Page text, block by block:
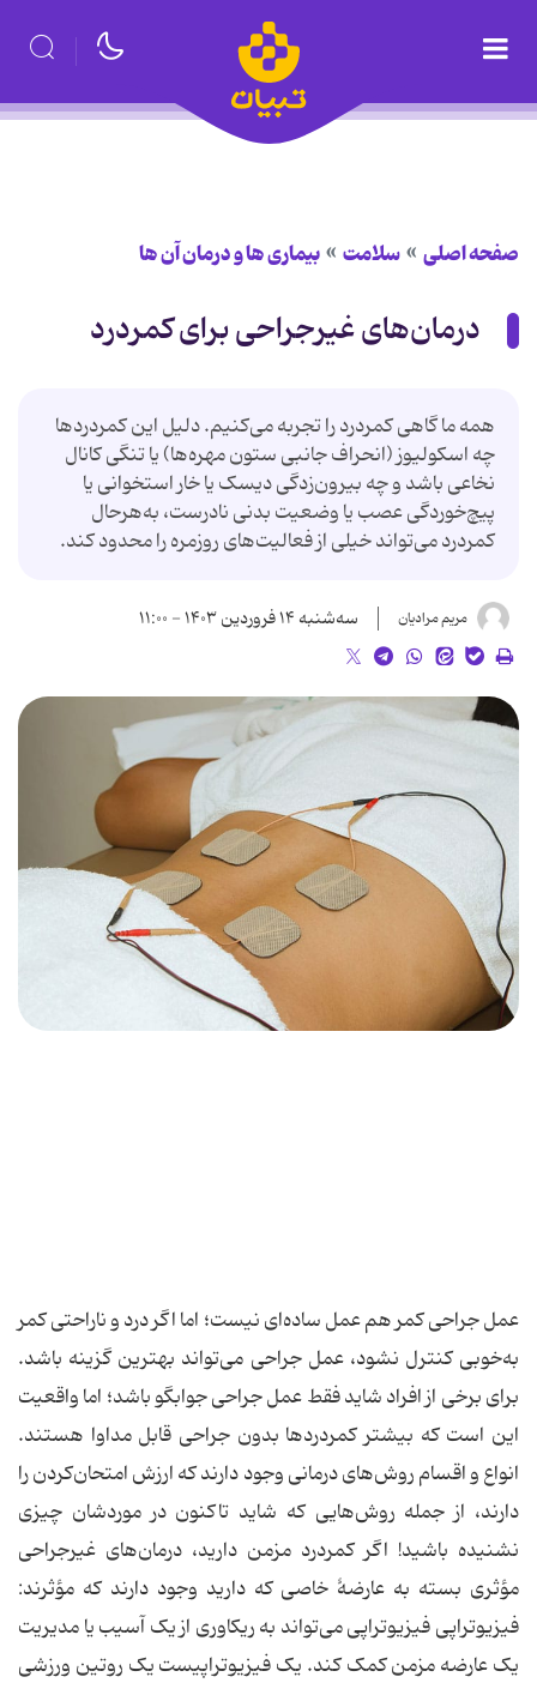
صفحه اصلی سلامت بیماری ها و درمان آن ها
درمان‌های غیرجراحی برای کمردرد
همه ما گاهی کمردرد را تجربه می‌کنیم. دلیل این کمردردها
چه اسکولیوز (انحراف جانبی ستون مهره‌ها) یا تنگی کانال
نخاعی باشد و چه بیرون‌زدگی دیسک یا خار استخوانی یا
پیچ‌خوردگی عصب یا وضعیت بدنی نادرست، به‌هرحال
کمردرد می‌تواند خیلی از فعالیت‌های روزمره را محدود کند.
مریم مرادیان سه‌شنبه ۱۴ فروردین ۱۴۰۳ - ۱۱:۰۰
عمل جراحی کمر هم عمل ساده‌ای نیست؛ اما اگر درد و ناراحتی کمر
به‌خوبی کنترل نشود، عمل جراحی می‌تواند بهترین گزینه باشد.
برای برخی از افراد شاید فقط عمل جراحی جوابگو باشد؛ اما واقعیت
این است که بیشتر کمردردها بدون جراحی قابل مداوا هستند.
انواع و اقسام روش‌های درمانی وجود دارند که ارزش امتحان‌کردن را
دارند، از جمله روش‌هایی که شاید تاکنون در موردشان چیزی
نشنیده باشید! اگر کمردرد مزمن دارید، درمان‌های غیرجراحی
مؤثری بسته به عارضهٔ خاصی که دارید وجود دارند که مؤثرند:
فیزیوتراپی فیزیوتراپی می‌تواند به ریکاوری از یک آسیب یا مدیریت
یک عارضه مزمن کمک کند. یک فیزیوتراپیست یک روتین ورزشی